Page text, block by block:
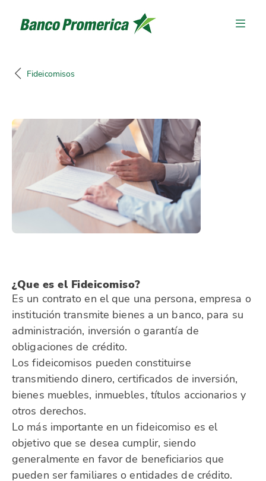
¿Que es el Fideicomiso?
Es un contrato en el que una persona, empresa o
institución transmite bienes a un banco, para su
administración, inversión o garantía de
obligaciones de crédito.
Los fideicomisos pueden constituirse
transmitiendo dinero, certificados de inversión,
bienes muebles, inmuebles, títulos accionarios y
otros derechos.
Lo más importante en un fideicomiso es el
objetivo que se desea cumplir, siendo
generalmente en favor de beneficiarios que
pueden ser familiares o entidades de crédito.
Fideicomisos